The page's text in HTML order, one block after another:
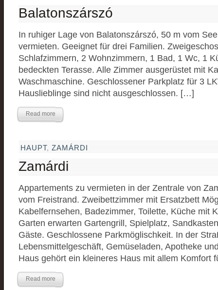
Balatonszárszó
In ruhiger Lage von Balatonszárszó, 50 m vom
vermieten. Geeignet für drei Familien.
Schlafzimmern, 2 Wohnzimmern, 1 Bad, 1 Wc, 1
bedeckten Terasse. Alle Zimmer ausgerüstet mit
Waschmaschine. Geschlossener Parkplatz für 3
Hauslieblinge sind nicht ausgeschlossen. […]
Read more
HAUPT, ZAMÁRDI
Zamárdi
Appartements zu vermieten in der Zentrale von
vom Freistrand. Zweibettzimmer mit Ersatzbett
Kabelfernsehen, Badezimmer, Toilette, Küche mit
Garten erwarten Gartengrill, Spielplatz,
Gäste. Geschlossene Parkmöglischkeit. In der
Lebensmittelgeschäft, Gemüseladen, Apotheke
Haus gehört ein kleineres Haus mit allem Komfort
Read more